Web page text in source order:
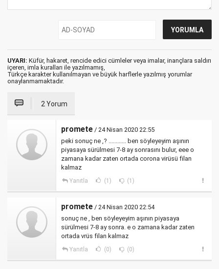
UYARI: Küfür, hakaret, rencide edici cümleler veya imalar, inançlara saldırı
içeren, imla kuralları ile yazılmamış,
Türkçe karakter kullanılmayan ve büyük harflerle yazılmış yorumlar
onaylanmamaktadır.
2 Yorum
promete / 24 Nisan 2020 22:55
peki sonuç ne ,? ............ ben söyleyeyim aşının
piyasaya sürülmesi 7-8 ay sonrasını bulur, eee o
zamana kadar zaten ortada corona virüsü filan
kalmaz
Yanıtla (1) (1)
promete / 24 Nisan 2020 22:54
sonuç ne , ben söyleyeyim aşının piyasaya
sürülmesi 7-8 ay sonra. e o zamana kadar zaten
ortada vrüs filan kalmaz
Yanıtla (0) (0)